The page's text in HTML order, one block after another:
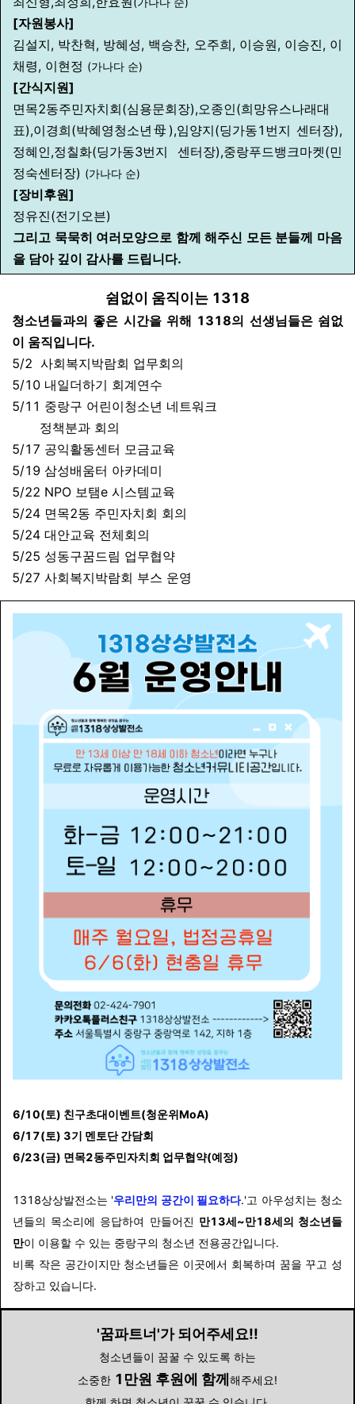
[자원봉사]
김설지, 박찬혁, 방혜성, 백승찬, 오주희, 이승원, 이승진, 이
채령, 이현정 (가나다 순)
[간식지원]
면목2동주민자치회(심용문회장),오종인(희망유스나래대
표),이경희(박혜영청소년母),임양지(딩가동1번지 센터장),
정혜인,정칠화(딩가동3번지 센터장),중랑푸드뱅크마켓(민
정숙센터장) (가나다 순)
[장비후원]
정유진(전기오븐)
그리고 묵묵히 여러모양으로 함께 해주신 모든 분들께 마음
을 담아 깊이 감사를 드립니다.
쉼없이 움직이는 1318
청소년들과의 좋은 시간을 위해 1318의 선생님들은 쉼없
이 움직입니다.
5/2 사회복지박람회 업무회의
5/10 내일더하기 회계연수
5/11 중랑구 어린이청소년 네트워크
정책분과 회의
5/17 공익활동센터 모금교육
5/19 삼성배움터 아카데미
5/22 NPO 보탬e 시스템교육
5/24 면목2동 주민자치회 회의
5/24 대안교육 전체회의
5/25 성동구꿈드림 업무협약
5/27 사회복지박람회 부스 운영
6/10(토) 친구초대이벤트(청운위MoA)
6/17(토) 3기 멘토단 간담회
6/23(금) 면목2동주민자치회 업무협약(예정)
1318상상발전소는 '우리만의 공간이 필요하다.'고 아우성치는 청소
년들의 목소리에 응답하여 만들어진 만13세~만18세의 청소년들
만이 이용할 수 있는 중랑구의 청소년 전용공간입니다.
비록 작은 공간이지만 청소년들은 이곳에서 회복하며 꿈을 꾸고 성
장하고 있습니다.
'꿈파트너'가 되어주세요!!
청소년들이 꿈꿀 수 있도록 하는
소중한 1만원 후원에 함께 해주세요!